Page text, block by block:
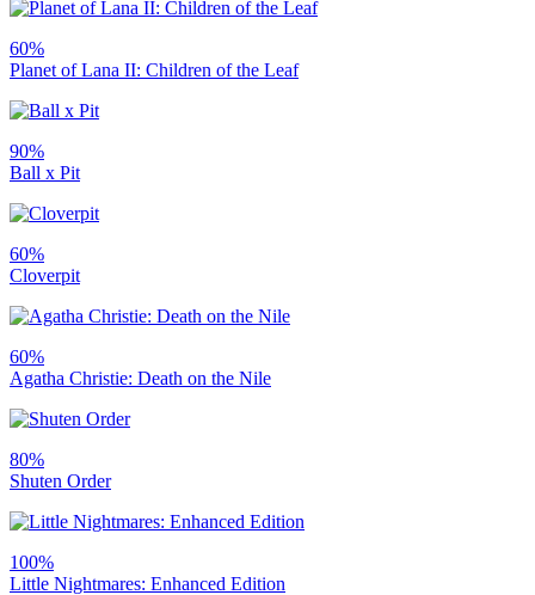
60%
Planet of Lana II: Children of the Leaf
90%
Ball x Pit
60%
Cloverpit
60%
Agatha Christie: Death on the Nile
80%
Shuten Order
100%
Little Nightmares: Enhanced Edition